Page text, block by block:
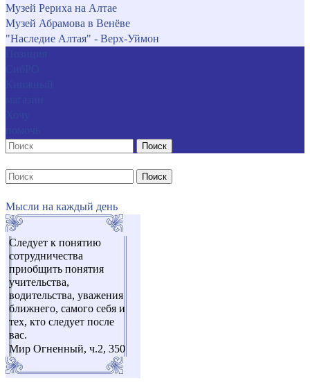
Музей Рериха на Алтае
Музей Абрамова в Венёве
"Наследие Алтая" - Верх-Уймон
Поиск
Поиск
Мысли на каждый день
Следует к понятию
сотрудничества
приобщить понятия
учительства,
водительства, уважения
ближнего, самого себя и
тех, кто следует после
вас.
Мир Огненный, ч.2, 350